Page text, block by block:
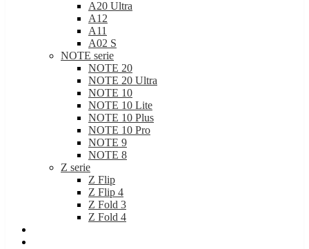
A20 Ultra
A12
A11
A02 S
NOTE serie
NOTE 20
NOTE 20 Ultra
NOTE 10
NOTE 10 Lite
NOTE 10 Plus
NOTE 10 Pro
NOTE 9
NOTE 8
Z serie
Z Flip
Z Flip 4
Z Fold 3
Z Fold 4